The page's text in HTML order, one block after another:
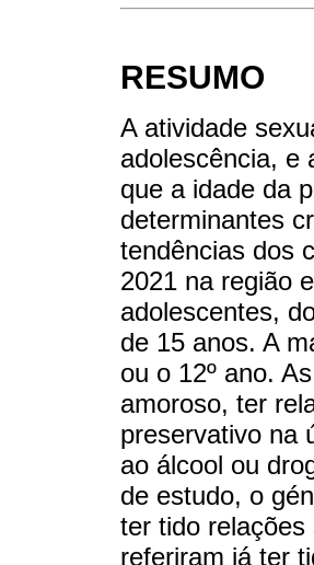
RESUMO
A atividade
adolescência, e
que a idade da
determinantes
tendências dos
2021 na região
adolescentes,
de 15 anos. A
ou o 12º ano.
amoroso, ter
preservativo na
ao álcool ou
de estudo, o
ter tido
referiram já ter